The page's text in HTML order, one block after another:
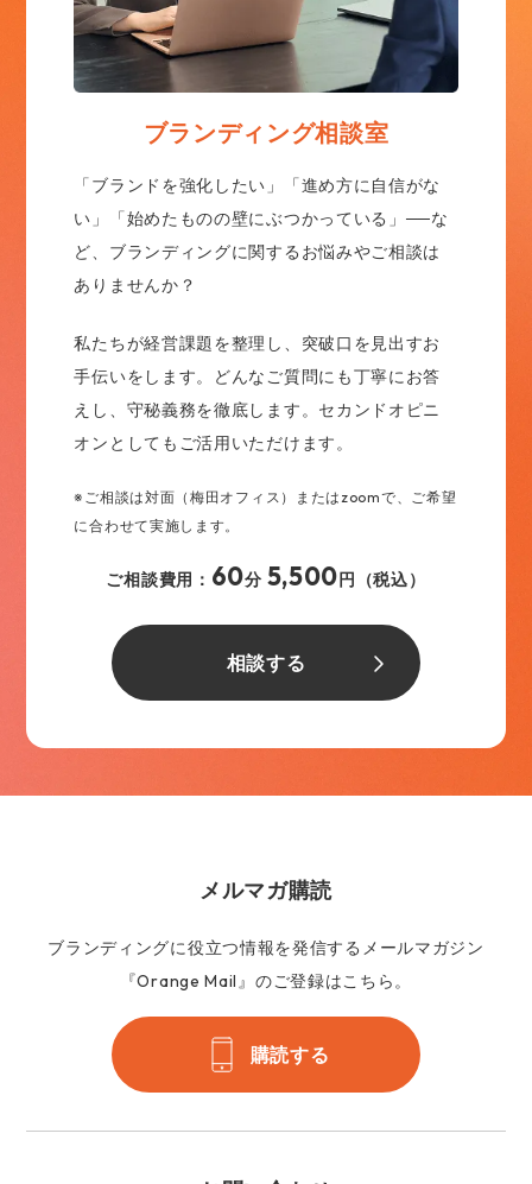
ブランディング相談室
「ブランドを強化したい」「進め方に自信がな
い」「始めたものの壁にぶつかっている」──な
ど、ブランディングに関するお悩みやご相談は
ありませんか？
私たちが経営課題を整理し、突破口を見出すお
手伝いをします。どんなご質問にも丁寧にお答
えし、守秘義務を徹底します。セカンドオピニ
オンとしてもご活用いただけます。
※ご相談は対面（梅田オフィス）またはzoomで、ご希望
に合わせて実施します。
ご相談費用： 60分 5,500円（税込）
相談する
メルマガ購読
ブランディングに役立つ情報を発信するメールマガジン
『Orange Mail』のご登録はこちら。
購読する